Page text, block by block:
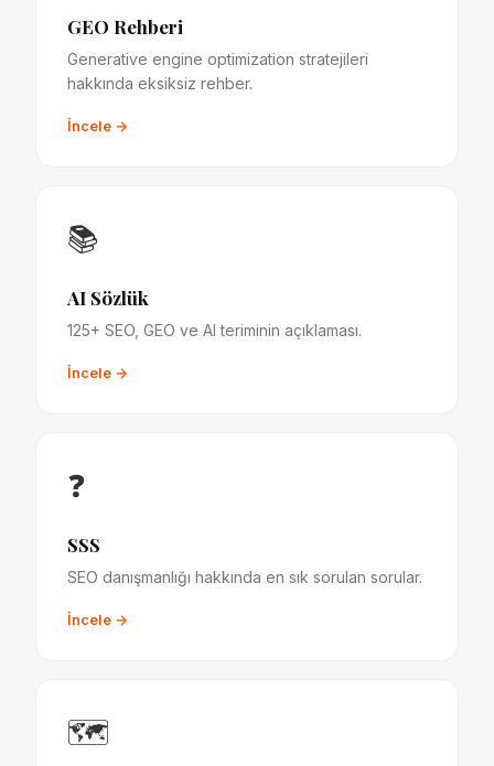
GEO Rehberi
Generative engine optimization stratejileri
hakkında eksiksiz rehber.
İncele →
📚
AI Sözlük
125+ SEO, GEO ve AI teriminin açıklaması.
İncele →
❓
SSS
SEO danışmanlığı hakkında en sık sorulan sorular.
İncele →
🗺️